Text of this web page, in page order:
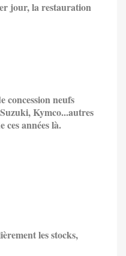
jour, la restauration
concession neufs
Kymco...autres
ces années là.
les stocks,